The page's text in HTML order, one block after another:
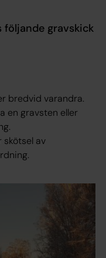
följande gravskick
bredvid varandra.
en gravsten eller
skötsel av